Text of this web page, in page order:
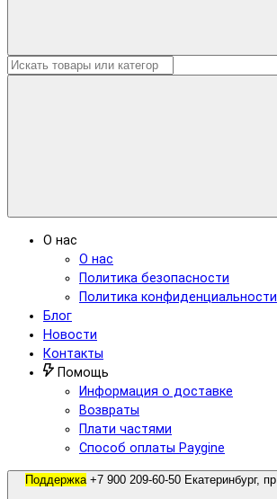
О нас
О нас
Политика безопасности
Политика конфиденциальности
Блог
Новости
Контакты
Помощь
Информация о доставке
Возвраты
Плати частями
Способ оплаты Paygine
Поддержка